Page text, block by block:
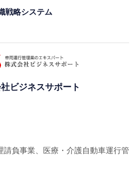
戦略システム
ビジネスサポート
請負事業、医療・介護自動車運行管